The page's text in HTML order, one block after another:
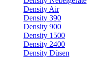
Density Air
Density 390
Density 900
Density 1500
Density 2400
Density Düsen